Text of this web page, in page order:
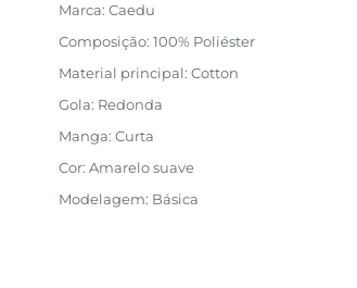
Marca: Caedu
Composição: 100% Poliéster
Material principal: Cotton
Gola: Redonda
Manga: Curta
Cor: Amarelo suave
Modelagem: Básica